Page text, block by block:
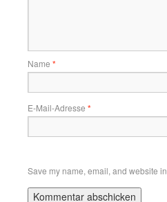
Name *
E-Mail-Adresse *
Save my name, email, and website